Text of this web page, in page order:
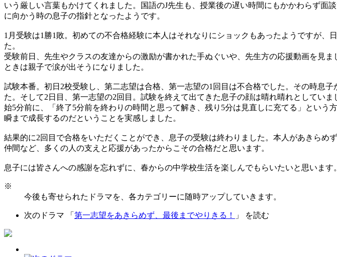
いう厳しい言葉もかけてくれました。国語のJ先生も、授業後の遅い時間にもかかわらず
に向かう時の息子の指針となったようです。
1月受験は1勝1敗。初めての不合格経験に本人はそれなりにショックもあったようですが
た。
受験前日、先生やクラスの友達からの激励が書かれた手ぬぐいや、先生方の応援動画を見
ときは親子で涙が出そうになりました。
試験本番。初日2校受験し、第二志望は合格、第一志望の1回目は不合格でした。その時息
た。そして2日目、第一志望の2回目。試験を終えて出てきた息子の顔は晴れ晴れとしてい
始5分前に、「終了5分前を終わりの時間と思って解き、残り5分は見直しに充てる」とい
瞬まで成長するのだということを実感しました。
結果的に2回目で合格をいただくことができ、息子の受験は終わりました。本人があきら
仲間など、多くの人の支えと応援があったからこその合格だと思います。
息子には皆さんへの感謝を忘れずに、春からの中学校生活を楽しんでもらいたいと思いま
※
今後も寄せられたドラマを、各カテゴリーに随時アップしていきます。
次のドラマ 「 第一志望をあきらめず、最後までやりきる！ 」 を読む